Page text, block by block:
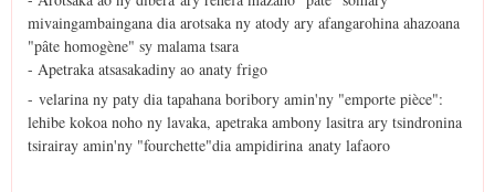
mivaingambaingana dia arotsaka ny atody ary afangarohina ahazoana
"pâte homogène" sy malama tsara
- Apetraka atsasakadiny ao anaty frigo
- velarina ny paty dia tapahana boribory amin'ny "emporte pièce":
lehibe kokoa noho ny lavaka, apetraka ambony lasitra ary tsindronina
tsirairay amin'ny "fourchette"dia ampidirina anaty lafaoro